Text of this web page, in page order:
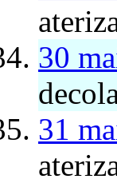
30
31